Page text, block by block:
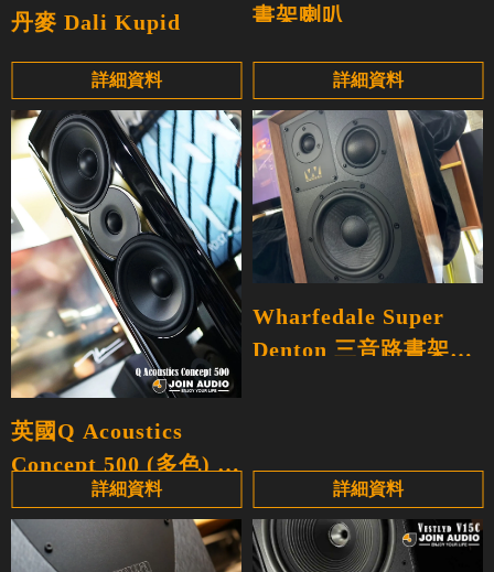
丹麥 Dali Kupid
詳細資料
書架喇叭
詳細資料
英國Q Acoustics
Concept 500 (多色) 落
地式喇叭詳細資料
Wharfedale Super
Denton 三音路書架喇
詳細資料